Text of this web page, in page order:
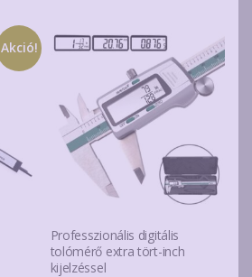
Akció!
Professzionális digitális
tolómérő extra tört-inch
kijelzéssel